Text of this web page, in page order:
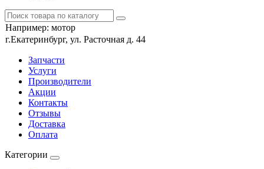
Например: мотор
г.Екатеринбург, ул. Расточная д. 44
Запчасти
Услуги
Производители
Акции
Контакты
Отзывы
Доставка
Оплата
Категории